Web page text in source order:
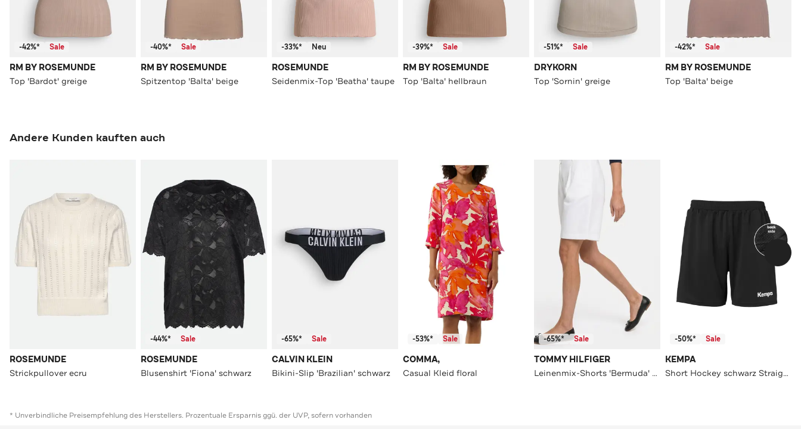
-42%* Sale
RM BY ROSEMUNDE
Top 'Bardot' greige
-40%* Sale
RM BY ROSEMUNDE
Spitzentop 'Balta' beige
-33%* Neu
ROSEMUNDE
Seidenmix-Top 'Beatha' taupe
-39%* Sale
RM BY ROSEMUNDE
Top 'Balta' hellbraun
-51%* Sale
DRYKORN
Top 'Sornin' greige
-42%* Sale
RM BY ROSEMUNDE
Top 'Balta' beige
Andere Kunden kauften auch
ROSEMUNDE
Strickpullover ecru
-44%* Sale
ROSEMUNDE
Blusenshirt 'Fiona' schwarz
-65%* Sale
CALVIN KLEIN
Bikini-Slip 'Brazilian' schwarz
-53%* Sale
COMMA,
Casual Kleid floral
-65%* Sale
TOMMY HILFIGER
Leinenmix-Shorts 'Bermuda' weiß
-50%* Sale
KEMPA
Short Hockey schwarz Straight
* Unverbindliche Preisempfehlung des Herstellers. Prozentuale Ersparnis ggü. der UVP, sofern vorhanden